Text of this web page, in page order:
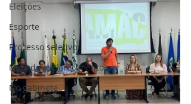
Eleições
Esporte
Processo seletivo
Nota de esclarecimento
No gabinete